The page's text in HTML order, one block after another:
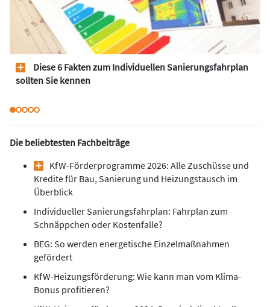
Diese 6 Fakten zum Individuellen Sanierungsfahrplan
sollten Sie kennen
Die beliebtesten Fachbeiträge
KfW-Förderprogramme 2026: Alle Zuschüsse und
Kredite für Bau, Sanierung und Heizungstausch im
Überblick
Individueller Sanierungsfahrplan: Fahrplan zum
Schnäppchen oder Kostenfalle?
BEG: So werden energetische Einzelmaßnahmen
gefördert
KfW-Heizungsförderung: Wie kann man vom Klima-
Bonus profitieren?